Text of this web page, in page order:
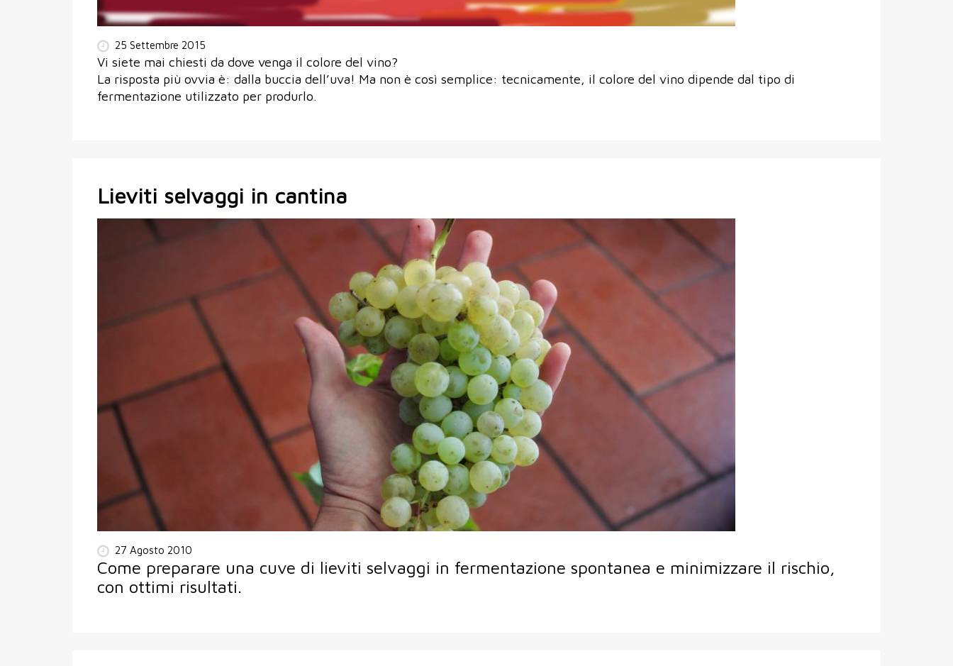
25 Settembre 2015
Vi siete mai chiesti da dove venga il colore del vino?
La risposta più ovvia è: dalla buccia dell’uva! Ma non è così semplice: tecnicamente, il colore del vino dipende dal tipo di
fermentazione utilizzato per produrlo.
Lieviti selvaggi in cantina
27 Agosto 2010
Come preparare una cuve di lieviti selvaggi in fermentazione spontanea e minimizzare il rischio,
con ottimi risultati.